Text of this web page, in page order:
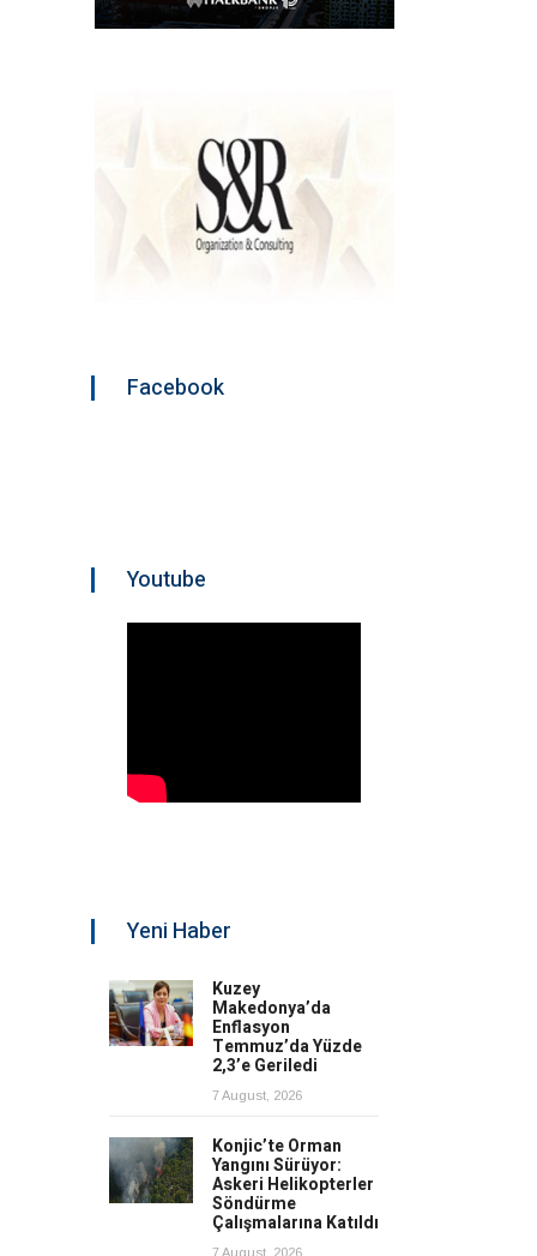
Facebook
Youtube
Yeni Haber
Kuzey
Makedonya’da
Enflasyon
Temmuz’da Yüzde
2,3’e Geriledi
7 August, 2026
Konjic’te Orman
Yangını Sürüyor:
Askeri Helikopterler
Söndürme
Çalışmalarına Katıldı
7 August, 2026